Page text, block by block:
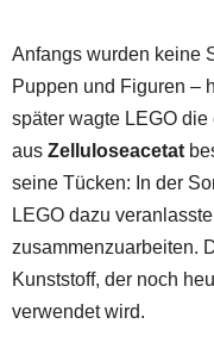
Anfangs wurden keine
Puppen und Figuren –
später wagte LEGO
aus Zelluloseacetat
seine Tücken: In der
LEGO dazu
zusammenzuarbeiten.
Kunststoff, der noch
verwendet wird.